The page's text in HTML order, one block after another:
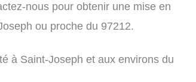
nous pour obtenir une mise en
ou proche du 97212.
à Saint-Joseph et aux environs du